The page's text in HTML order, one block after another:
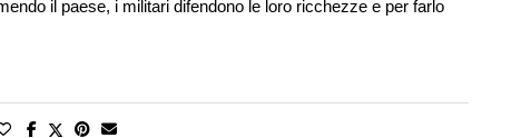
il paese, i militari difendono le loro ricchezze e per farlo